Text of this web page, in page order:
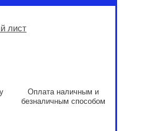
лист
Оплата наличным и
безналичным способом